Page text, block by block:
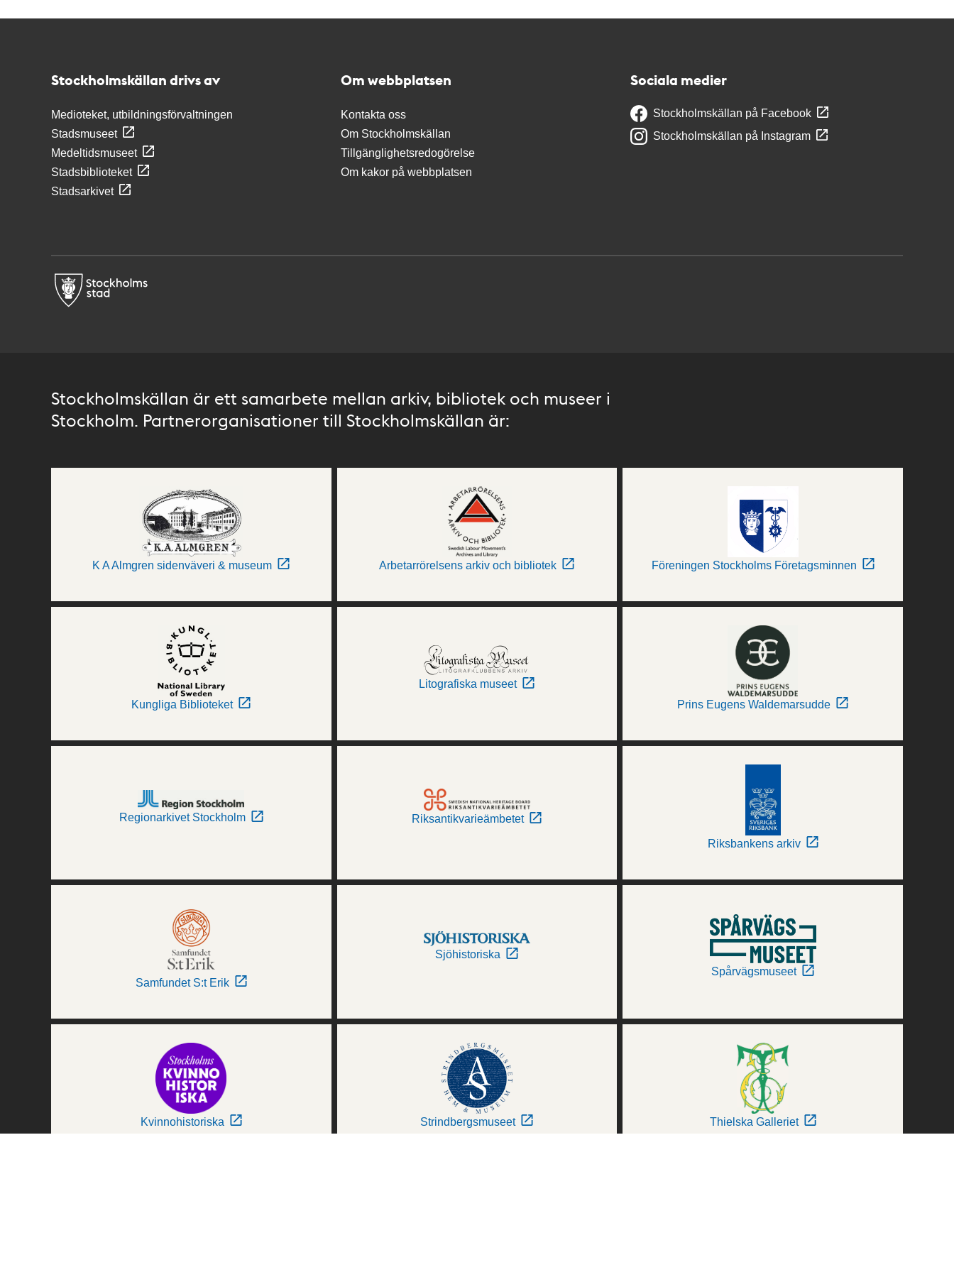
Stockholmskällan drivs av
Medioteket, utbildningsförvaltningen
Stadsmuseet
Medeltidsmuseet
Stadsbiblioteket
Stadsarkivet
Om webbplatsen
Kontakta oss
Om Stockholmskällan
Tillgänglighetsredogörelse
Om kakor på webbplatsen
Sociala medier
Stockholmskällan på Facebook
Stockholmskällan på Instagram
Stockholmskällan är ett samarbete mellan arkiv, bibliotek och museer i
Stockholm. Partnerorganisationer till Stockholmskällan är:
K A Almgren sidenväveri & museum Arbetarrörelsens arkiv och bibliotek Föreningen Stockholms Företagsminnen
Kungliga Biblioteket
Litografiska museet
Prins Eugens Waldemarsudde
Regionarkivet Stockholm Riksantikvarieämbetet
Riksbankens arkiv
Samfundet S:t Erik
Sjöhistoriska
Spårvägsmuseet
Kvinnohistoriska Strindbergsmuseet Thielska Galleriet